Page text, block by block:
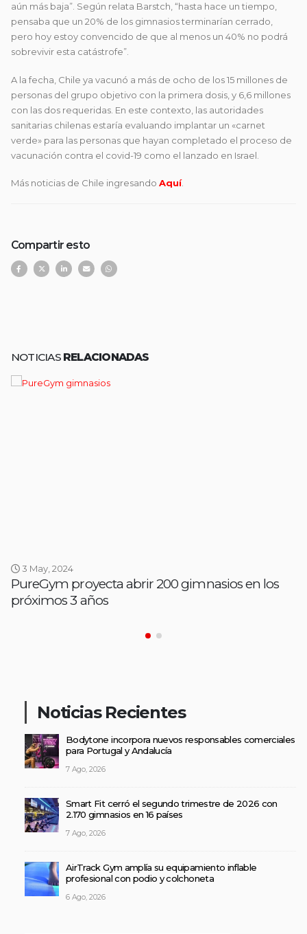
aún más baja”. Según relata Barstch, “hasta hace un tiempo,
pensaba que un 20% de los gimnasios terminarían cerrado,
pero hoy estoy convencido de que al menos un 40% no podrá
sobrevivir esta catástrofe”.
A la fecha, Chile ya vacunó a más de ocho de los 15 millones de
personas del grupo objetivo con la primera dosis, y 6,6 millones
con las dos requeridas. En este contexto, las autoridades
sanitarias chilenas estaría evaluando implantar un «carnet
verde» para las personas que hayan completado el proceso de
vacunación contra el covid-19 como el lanzado en Israel.
Más noticias de Chile ingresando Aquí.
Compartir esto
NOTICIAS RELACIONADAS
3 May, 2024
PureGym proyecta abrir 200 gimnasios en los
próximos 3 años
Noticias Recientes
Bodytone incorpora nuevos responsables comerciales
para Portugal y Andalucía
7 Ago, 2026
Smart Fit cerró el segundo trimestre de 2026 con
2.170 gimnasios en 16 países
7 Ago, 2026
AirTrack Gym amplía su equipamiento inflable
profesional con podio y colchoneta
6 Ago, 2026